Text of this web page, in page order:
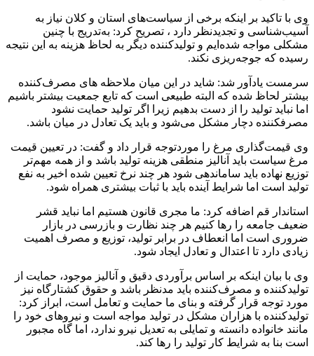
وی با تاکید بر اینکه برخی از سیاست‌های استان و کلان نیاز به
آسیب‌شناسی و تجدیدنظر دارد ، تصریح کرد: به‌تدریج با چنین
مشکلی مواجه شده‌ایم و تولیدکننده دیگر به لحاظ هزینه به این نتیجه
رسیده که جوجه‌ریزی نکند.
سرمست یادآور شد: شاید در این میان ملاحظه های مصرف‌کننده
بیشتر لحاظ شده که البته طبیعی است که تابع جمعیت بیشتر باشیم
اما نباید تولید را از دست بدهیم زیرا اگر تولید حمایت نشود
مصرف‎کننده دچار مشکل می‌شود و باید یک تعادل در میان باشد.
وی قیمت‌گذاری مرغ را موردتوجه قرار داد و گفت: در تعیین قیمت
مرغ سیاست باید آنالیز منطقی هزینه تولید باشد و از همه مهم‌تر
توزیع نهاده باید ساماندهی شود هر چند نرخ تعیین‌ شده اخیر به نفع
تولید است اما شرایط آینده باید با ثبات بیشتری همراه شود.
استاندار قم اضافه کرد: ما مجری قانون هستیم اما نباید قشر
ضعیف جامعه را رها کنیم هر چند نظارت و بازرسی در بازار
ضروری است اما انعطاف در برابر تولید، توزیع و مصرف اهمیت
زیادی دارد تا اعتدال و تعادل ایجاد شود.
وی با بیان اینکه بر اساس برآوردی دقیق و آنالیز موجود، حمایت از
تولیدکننده و مصرف‌کننده باید مدنظر باشد و حقوق کشتارگاه نیز
مورد توجه قرار گرفته و بنای ما حمایت و تعامل است، ابراز کرد:
تولیدکننده با هزاران مشکل در تولید مواجه است و نیروهای خود را
مانند خانواده دانسته و تمایلی به تعدیل نیرو ندارد، اما گاه مجبور
است بنا به شرایط کار تولید را رها کند.